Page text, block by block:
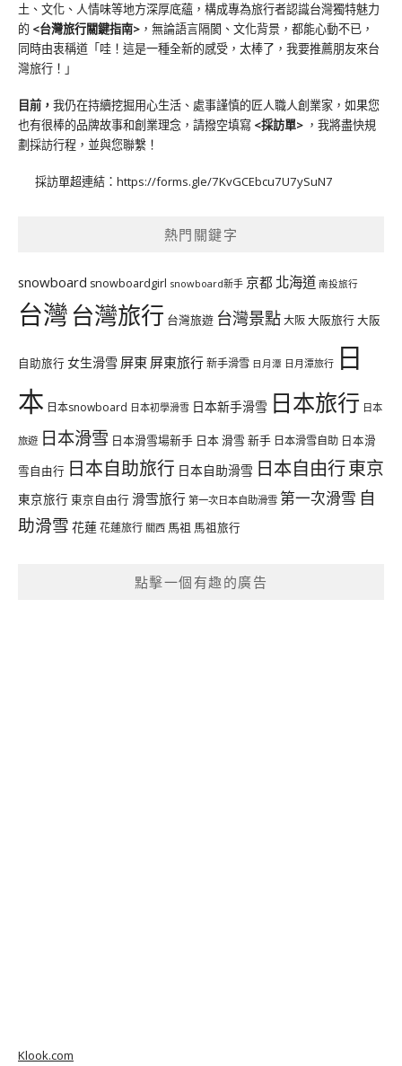
土、文化、人情味等地方深厚底蘊，構成專為旅行者認識台灣獨特魅力
的 <台灣旅行關鍵指南> ，無論語言隔閡、文化背景，都能心動不已，
同時由衷稱道「哇！這是一種全新的感受，太棒了，我要推薦朋友來台
灣旅行！」
目前， 我仍在持續挖掘用心生活、處事謹慎的匠人職人創業家，如果您
也有很棒的品牌故事和創業理念，請撥空填寫 <採訪單> ，我將盡快規
劃採訪行程，並與您聯繫！
採訪單超連結： https://forms.gle/7KvGCEbcu7U7ySuN7
熱門關鍵字
snowboard snowboardgirl snowboard新手 京都 北海道 南投旅行
台灣台灣旅行 台灣旅遊 台灣景點大阪大阪旅行大阪
自助旅行 女生滑雪 屏東 屏東旅行新手滑雪 日月潭 日月潭旅行 日
本 日本snowboard 日本初學滑雪 日本新手滑雪 日本旅行 日本
旅遊 日本滑雪 日本滑雪場新手 日本 滑雪 新手 日本滑雪自助 日本滑
雪自由行 日本自助旅行 日本自助滑雪 日本自由行東京
東京旅行 東京自由行 滑雪旅行 第一次日本自助滑雪 第一次滑雪 自
助滑雪 花蓮花蓮旅行 關西 馬祖 馬祖旅行
點擊一個有趣的廣告
Klook.com